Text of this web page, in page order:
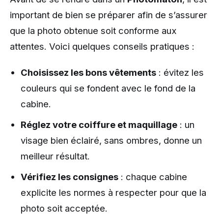
important de bien se préparer afin de s’assurer
que la photo obtenue soit conforme aux
attentes. Voici quelques conseils pratiques :
Choisissez les bons vêtements : évitez les
couleurs qui se fondent avec le fond de la
cabine.
Réglez votre coiffure et maquillage : un
visage bien éclairé, sans ombres, donne un
meilleur résultat.
Vérifiez les consignes : chaque cabine
explicite les normes à respecter pour que la
photo soit acceptée.